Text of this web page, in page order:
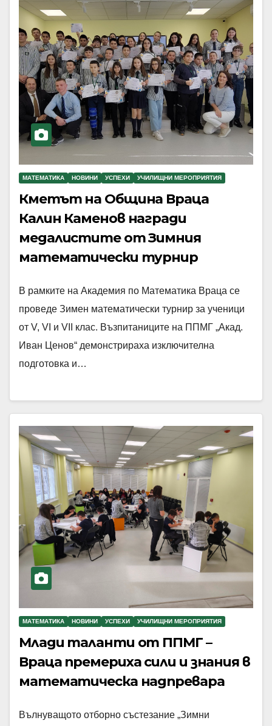
МАТЕМАТИКА НОВИНИ УСПЕХИ УЧИЛИЩНИ МЕРОПРИЯТИЯ
Кметът на Община Враца
Калин Каменов награди
медалистите от Зимния
математически турнир
В рамките на Академия по Математика Враца се
проведе Зимен математически турнир за ученици
от V, VI и VII клас. Възпитаниците на ППМГ „Акад.
Иван Ценов“ демонстрираха изключителна
подготовка и…
МАТЕМАТИКА НОВИНИ УСПЕХИ УЧИЛИЩНИ МЕРОПРИЯТИЯ
Млади таланти от ППМГ –
Враца премериха сили и знания в
математическа надпревара
Вълнуващото отборно състезание „Зимни